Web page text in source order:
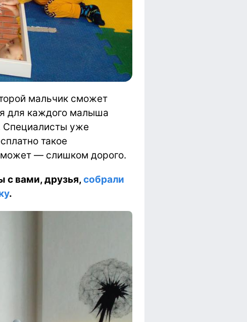
мальчик сможет
для каждого малыша
Специалисты уже
такое
может — слишком дорого.
с вами, друзья,собрали
.